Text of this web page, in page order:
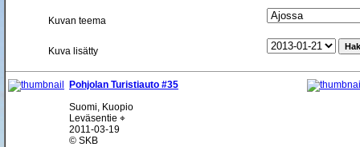
Kuvan teema
Kuva lisätty
Pohjolan Turistiauto #35
Suomi, Kuopio
Leväsentie ⌖
2011-03-19
© SKB